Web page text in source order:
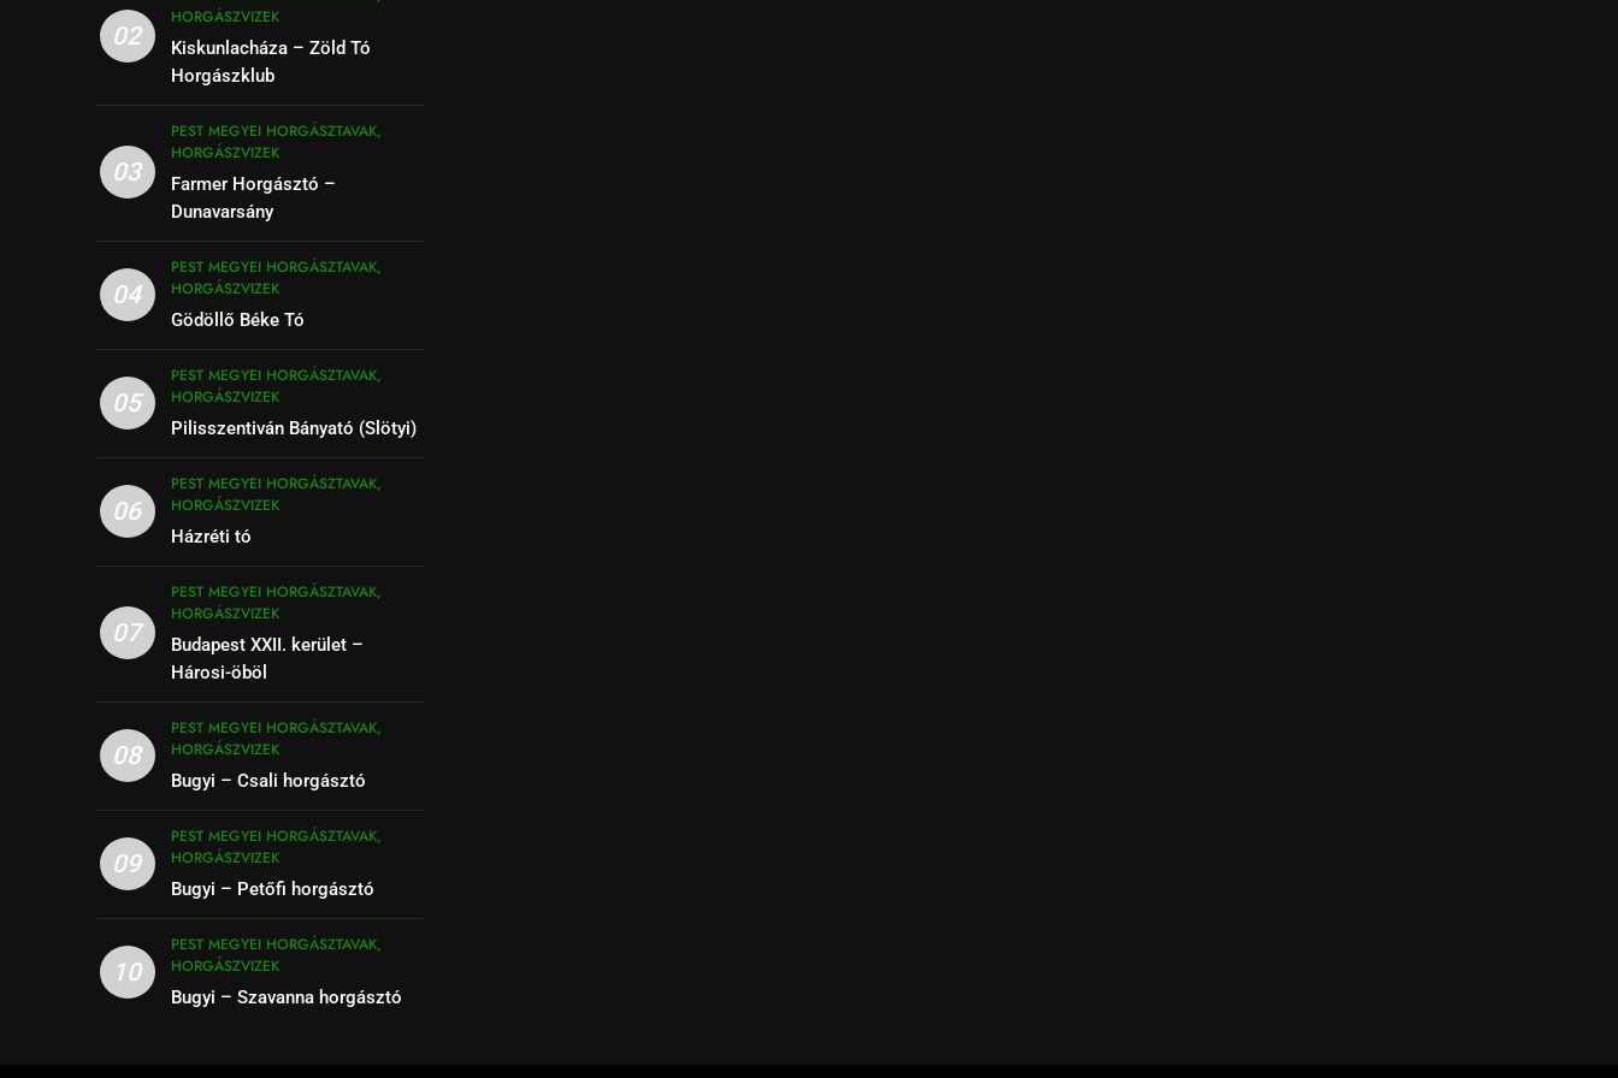
02
HORGÁSZVIZEK
Kiskunlacháza – Zöld Tó
Horgászklub
03
PEST MEGYEI HORGÁSZTAVAK,
HORGÁSZVIZEK
Farmer Horgásztó –
Dunavarsány
04
PEST MEGYEI HORGÁSZTAVAK,
HORGÁSZVIZEK
Gödöllő Béke Tó
05
PEST MEGYEI HORGÁSZTAVAK,
HORGÁSZVIZEK
Pilisszentiván Bányató (Slötyi)
06
PEST MEGYEI HORGÁSZTAVAK,
HORGÁSZVIZEK
Házréti tó
07
PEST MEGYEI HORGÁSZTAVAK,
HORGÁSZVIZEK
Budapest XXII. kerület –
Hárosi-öböl
08
PEST MEGYEI HORGÁSZTAVAK,
HORGÁSZVIZEK
Bugyi – Csali horgásztó
09
PEST MEGYEI HORGÁSZTAVAK,
HORGÁSZVIZEK
Bugyi – Petőfi horgásztó
10
PEST MEGYEI HORGÁSZTAVAK,
HORGÁSZVIZEK
Bugyi – Szavanna horgásztó